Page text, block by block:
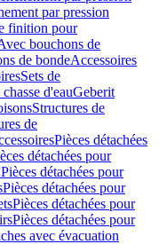
par pression
finition pour
bouchons de
de bondeAccessoires
Sets de
d'eauGeberit
Structures de
de
Pièces détachées
détachées pour
Pièces détachées pour
Pièces détachées pour
Pièces détachées pour
Pièces détachées pour
avec évacuation